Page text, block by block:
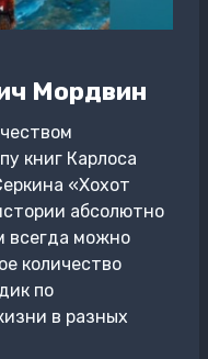
Мордвин
книг Карлоса
«Хохот
абсолютно
всегда можно
количество
по
в разных